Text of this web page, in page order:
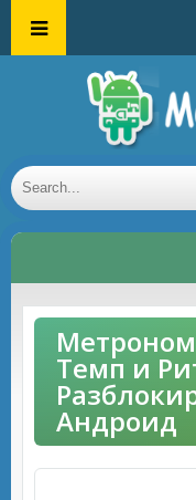
Темп и
Андроид